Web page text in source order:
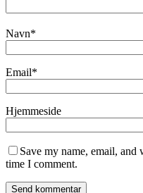
Navn*
Email*
Hjemmeside
Save my name, email,
time I comment.